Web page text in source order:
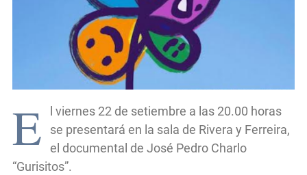
E
l viernes 22 de setiembre a las 20.00 horas
se presentará en la sala de Rivera y Ferreira,
el documental de José Pedro Charlo
“Gurisitos”.